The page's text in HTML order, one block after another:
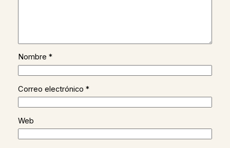
Nombre *
Correo electrónico *
Web